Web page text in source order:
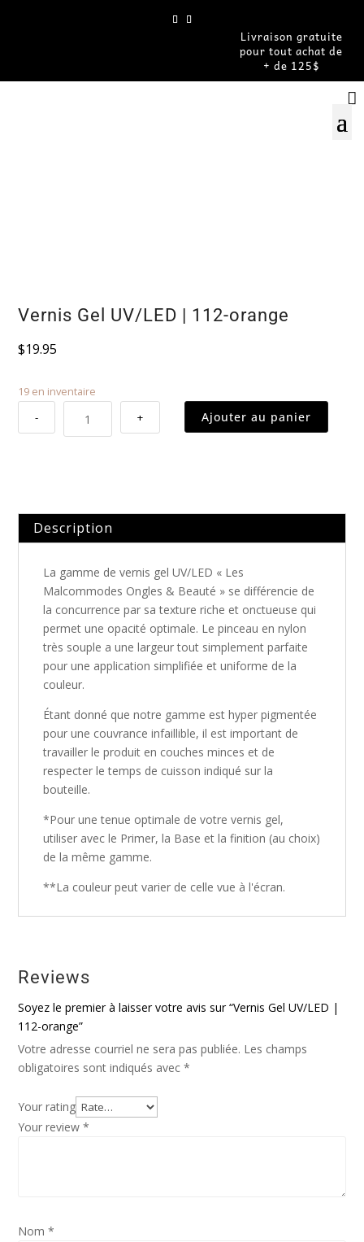
Livraison gratuite
pour tout achat de
+ de 125$

Vernis Gel UV/LED | 112-orange
$19.95
19 en inventaire
-
112-
orange
+ Ajouter au panier
Description
La gamme de vernis gel UV/LED « Les
Malcommodes Ongles & Beauté » se différencie de
la concurrence par sa texture riche et onctueuse qui
permet une opacité optimale. Le pinceau en nylon
très souple a une largeur tout simplement parfaite
pour une application simplifiée et uniforme de la
couleur.
Étant donné que notre gamme est hyper pigmentée
pour une couvrance infaillible, il est important de
travailler le produit en couches minces et de
respecter le temps de cuisson indiqué sur la
bouteille.
*Pour une tenue optimale de votre vernis gel,
utiliser avec le Primer, la Base et la finition (au choix)
de la même gamme.
**La couleur peut varier de celle vue à l'écran.
Reviews
Soyez le premier à laisser votre avis sur “Vernis Gel UV/LED |
112-orange”
Votre adresse courriel ne sera pas publiée. Les champs
obligatoires sont indiqués avec*
Your rating
Your review*
Nom*